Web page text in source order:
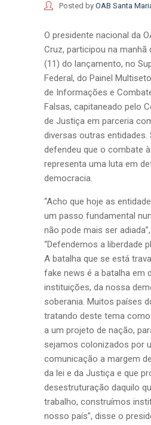
Posted by OAB Santa
O presidente nacional da
Cruz, participou na
(11) do lançamento, no
Federal, do Painel
de Informações e
Falsas, capitaneado pelo
de Justiça em parceria
diversas outras entidades.
defendeu que o combate
representa uma luta em
democracia.
“Acho que hoje as
um passo fundamental
não pode mais ser
“Defendemos a liberdade
A batalha que se está
fake news é a batalha em
instituições, da nossa
soberania. Muitos países
tratando deste tema
a um projeto de nação,
sejamos colonizados por
comunicação a margem
da lei e da Justiça e que
desestruturação daquilo
trabalho, construímos
nosso país”, disse o